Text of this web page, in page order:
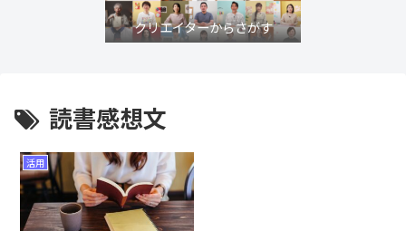
クリエイターからさがす
読書感想文
活用